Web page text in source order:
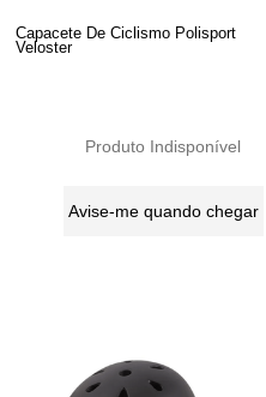
Capacete De Ciclismo Polisport
Veloster
Produto Indisponível
Avise-me quando chegar